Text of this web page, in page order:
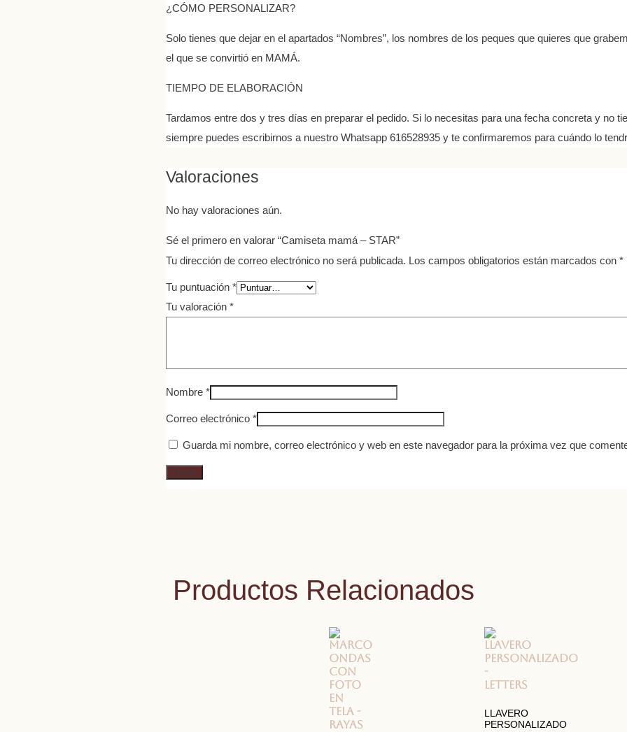
¿CÓMO PERSONALIZAR?
Solo tienes que dejar en el apartados “Nombres”, los nombres de los peques que quieres que
el que se convirtió en MAMÁ.
TIEMPO DE ELABORACIÓN
Tardamos entre dos y tres días en preparar el pedido. Si lo necesitas para una fecha concreta y no
siempre puedes escribirnos a nuestro Whatsapp 616528935 y te confirmaremos para cuándo lo
Valoraciones
No hay valoraciones aún.
Sé el primero en valorar “Camiseta mamá – STAR”
Tu dirección de correo electrónico no será publicada. Los campos obligatorios están marcados con *
Tu puntuación *
Tu valoración *
Nombre *
Correo electrónico *
Guarda mi nombre, correo electrónico y web en este navegador para la próxima vez que
Productos Relacionados
LLAVERO
PERSONALIZADO